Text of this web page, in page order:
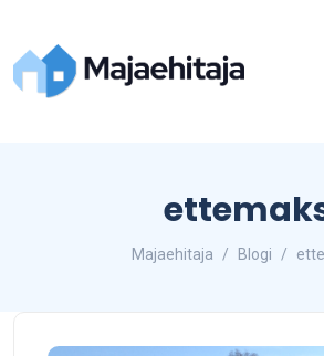
Majaehitaja Blogi